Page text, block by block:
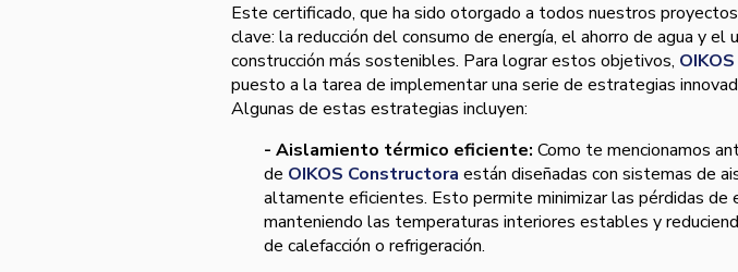
Este certificado, que ha sido otorgado a todos nuestros
clave: la reducción del consumo de energía, el ahorro de agua y el
construcción más sostenibles. Para lograr estos objetivos,
puesto a la tarea de implementar una serie de estrategias
Algunas de estas estrategias incluyen:
- Aislamiento térmico eficiente: Como te mencionamos
de OIKOS Constructora están diseñadas con sistemas de
altamente eficientes. Esto permite minimizar las pérdidas de
manteniendo las temperaturas interiores estables y
de calefacción o refrigeración.